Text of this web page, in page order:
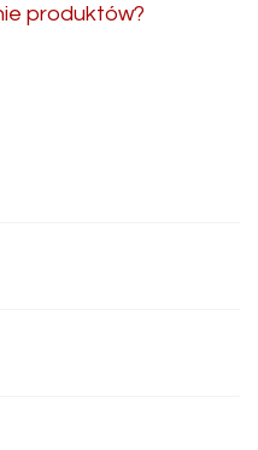
produktów?